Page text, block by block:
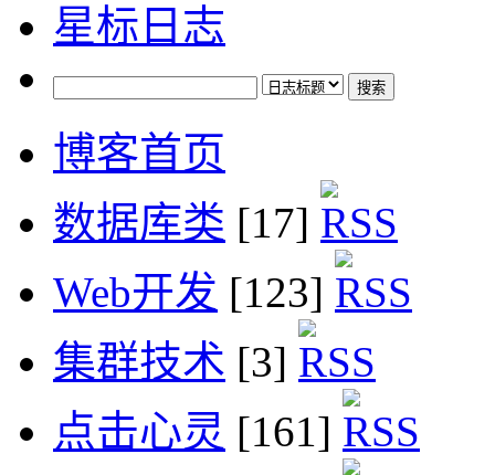
星标日志
博客首页
数据库类 [17]
Web开发 [123]
集群技术 [3]
点击心灵 [161]